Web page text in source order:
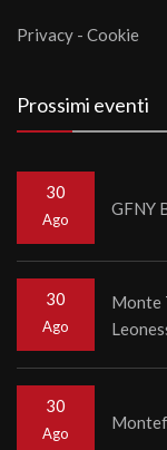
Privacy - Cookie
Prossimi eventi
30
Ago
GFNY
30
Ago
Monte
30
Ago